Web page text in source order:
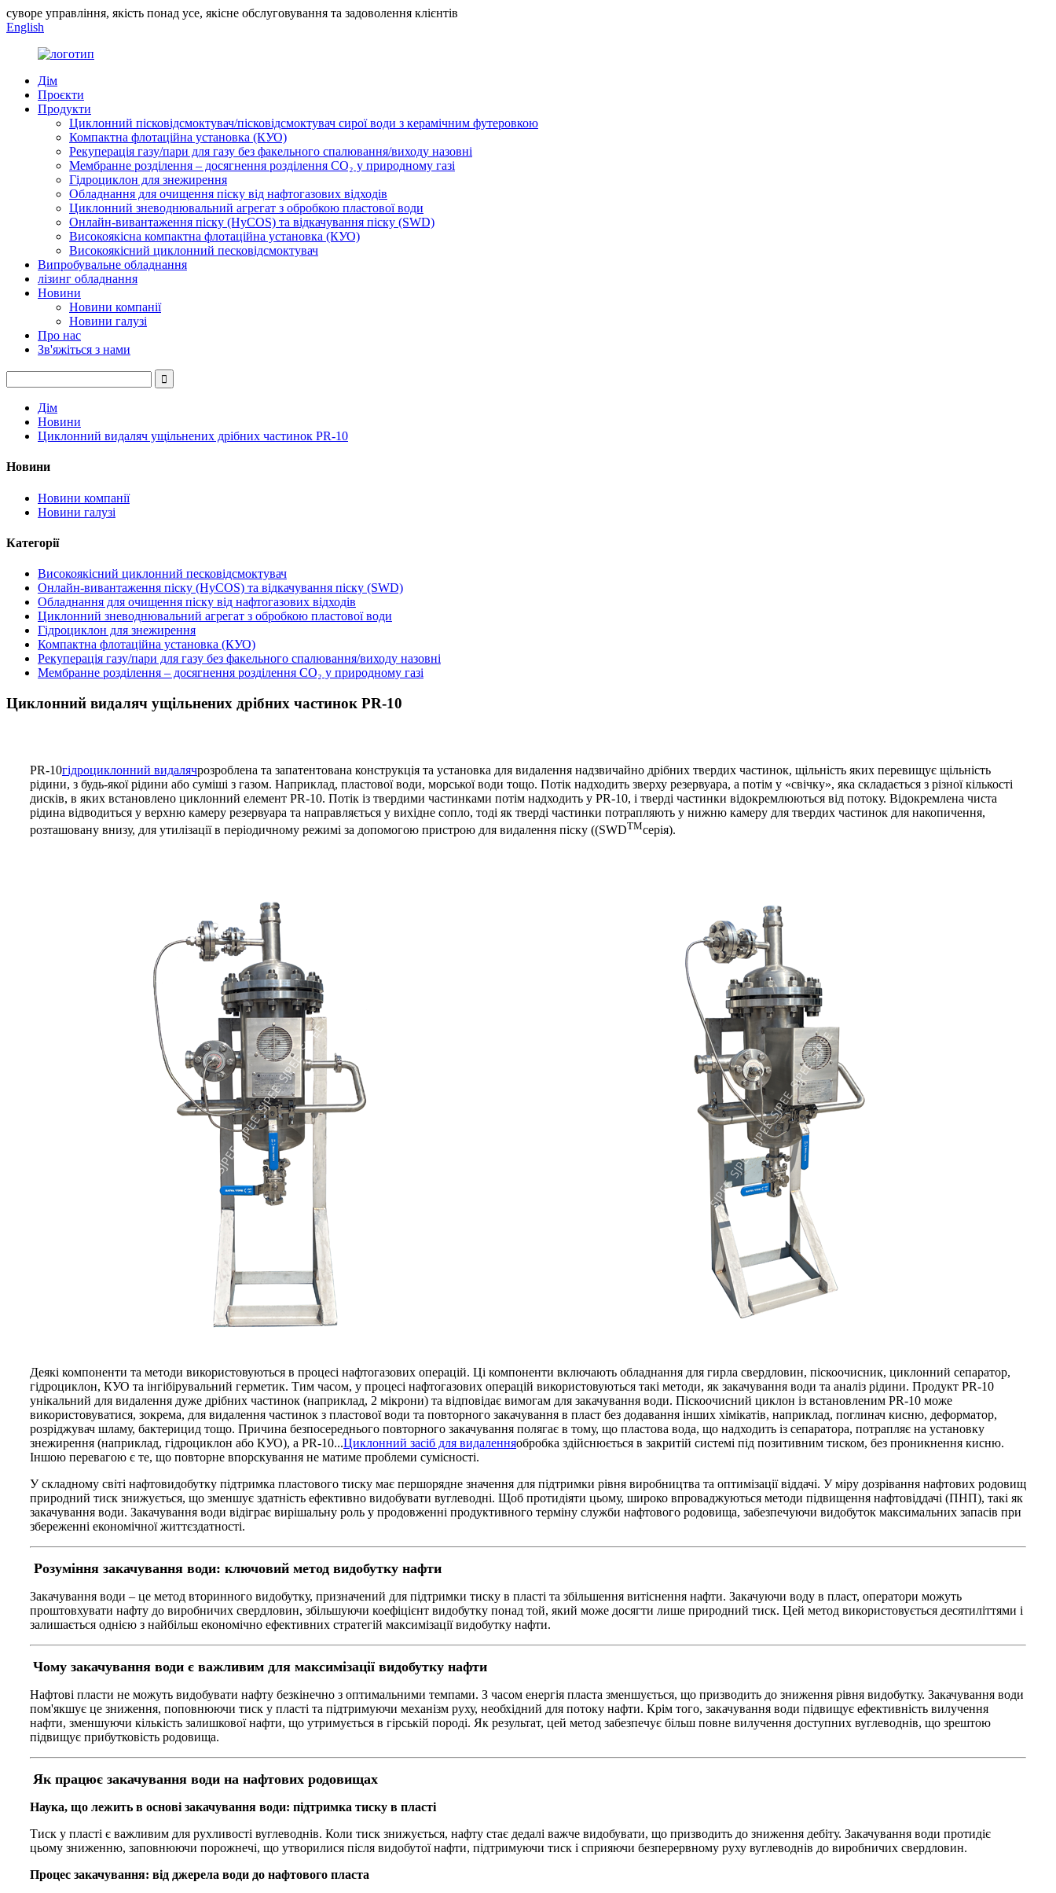
суворе управління, якість понад усе, якісне обслуговування та задоволення клієнтів
English
Дім
Проєкти
Продукти
Циклонний пісковідсмоктувач/пісковідсмоктувач сирої води з керамічним футеровкою
Компактна флотаційна установка (КУО)
Рекуперація газу/пари для газу без факельного спалювання/виходу назовні
Мембранне розділення – досягнення розділення CO₂ у природному газі
Гідроциклон для знежирення
Обладнання для очищення піску від нафтогазових відходів
Циклонний зневоднювальний агрегат з обробкою пластової води
Онлайн-вивантаження піску (HyCOS) та відкачування піску (SWD)
Високоякісна компактна флотаційна установка (КУО)
Високоякісний циклонний песковідсмоктувач
Випробувальне обладнання
лізинг обладнання
Новини
Новини компанії
Новини галузі
Про нас
Зв'яжіться з нами
Дім
Новини
Циклонний видаляч ущільнених дрібних частинок PR-10
Новини
Новини компанії
Новини галузі
Категорії
Високоякісний циклонний песковідсмоктувач
Онлайн-вивантаження піску (HyCOS) та відкачування піску (SWD)
Обладнання для очищення піску від нафтогазових відходів
Циклонний зневоднювальний агрегат з обробкою пластової води
Гідроциклон для знежирення
Компактна флотаційна установка (КУО)
Рекуперація газу/пари для газу без факельного спалювання/виходу назовні
Мембранне розділення – досягнення розділення CO₂ у природному газі
Циклонний видаляч ущільнених дрібних частинок PR-10
PR-10гідроциклонний видалячрозроблена та запатентована конструкція та установка для видалення надзвичайно дрібних твердих частинок, щільність яких перевищує щільність
рідини, з будь-якої рідини або суміші з газом. Наприклад, пластової води, морської води тощо. Потік надходить зверху резервуара, а потім у «свічку», яка складається з різної кількості
дисків, в яких встановлено циклонний елемент PR-10. Потік із твердими частинками потім надходить у PR-10, і тверді частинки відокремлюються від потоку. Відокремлена чиста
рідина відводиться у верхню камеру резервуара та направляється у вихідне сопло, тоді як тверді частинки потрапляють у нижню камеру для твердих частинок для накопичення,
розташовану внизу, для утилізації в періодичному режимі за допомогою пристрою для видалення піску ((SWDTMсерія).
Деякі компоненти та методи використовуються в процесі нафтогазових операцій. Ці компоненти включають обладнання для гирла свердловин, піскоочисник, циклонний сепаратор,
гідроциклон, КУО та інгібірувальний герметик. Тим часом, у процесі нафтогазових операцій використовуються такі методи, як закачування води та аналіз рідини. Продукт PR-10
унікальний для видалення дуже дрібних частинок (наприклад, 2 мікрони) та відповідає вимогам для закачування води. Піскоочисний циклон із встановленим PR-10 може
використовуватися, зокрема, для видалення частинок з пластової води та повторного закачування в пласт без додавання інших хімікатів, наприклад, поглинач кисню, деформатор,
розріджувач шламу, бактерицид тощо. Причина безпосереднього повторного закачування полягає в тому, що пластова вода, що надходить із сепаратора, потрапляє на установку
знежирення (наприклад, гідроциклон або КУО), а PR-10...Циклонний засіб для видаленняобробка здійснюється в закритій системі під позитивним тиском, без проникнення кисню.
Іншою перевагою є те, що повторне впорскування не матиме проблеми сумісності.
У складному світі нафтовидобутку підтримка пластового тиску має першорядне значення для підтримки рівня виробництва та оптимізації віддачі. У міру дозрівання нафтових родовищ
природний тиск знижується, що зменшує здатність ефективно видобувати вуглеводні. Щоб протидіяти цьому, широко впроваджуються методи підвищення нафтовіддачі (ПНП), такі як
закачування води. Закачування води відіграє вирішальну роль у продовженні продуктивного терміну служби нафтового родовища, забезпечуючи видобуток максимальних запасів при
збереженні економічної життєздатності.
Розуміння закачування води: ключовий метод видобутку нафти
Закачування води – це метод вторинного видобутку, призначений для підтримки тиску в пласті та збільшення витіснення нафти. Закачуючи воду в пласт, оператори можуть
проштовхувати нафту до виробничих свердловин, збільшуючи коефіцієнт видобутку понад той, який може досягти лише природний тиск. Цей метод використовується десятиліттями і
залишається однією з найбільш економічно ефективних стратегій максимізації видобутку нафти.
Чому закачування води є важливим для максимізації видобутку нафти
Нафтові пласти не можуть видобувати нафту безкінечно з оптимальними темпами. З часом енергія пласта зменшується, що призводить до зниження рівня видобутку. Закачування води
пом'якшує це зниження, поповнюючи тиск у пласті та підтримуючи механізм руху, необхідний для потоку нафти. Крім того, закачування води підвищує ефективність вилучення
нафти, зменшуючи кількість залишкової нафти, що утримується в гірській породі. Як результат, цей метод забезпечує більш повне вилучення доступних вуглеводнів, що зрештою
підвищує прибутковість родовища.
Як працює закачування води на нафтових родовищах
Наука, що лежить в основі закачування води: підтримка тиску в пласті
Тиск у пласті є важливим для рухливості вуглеводнів. Коли тиск знижується, нафту стає дедалі важче видобувати, що призводить до зниження дебіту. Закачування води протидіє
цьому зниженню, заповнюючи порожнечі, що утворилися після видобутої нафти, підтримуючи тиск і сприяючи безперервному руху вуглеводнів до виробничих свердловин.
Процес закачування: від джерела води до нафтового пласта